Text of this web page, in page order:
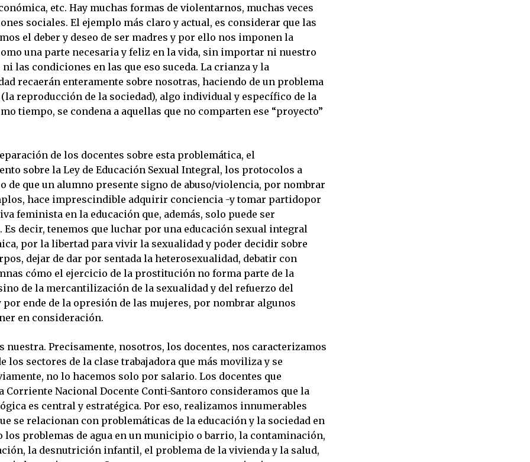
etc. Hay muchas formas de violentarnos, muchas veces
sociales. El ejemplo más claro y actual, es considerar que las
el deber y deseo de ser madres y por ello nos imponen la
una parte necesaria y feliz en la vida, sin importar ni nuestro
las condiciones en las que eso suceda. La crianza y la
recaerán enteramente sobre nosotras, haciendo de un problema
reproducción de la sociedad), algo individual y específico de la
tiempo, se condena a aquellas que no comparten ese “proyecto”
de los docentes sobre esta problemática, el
sobre la Ley de Educación Sexual Integral, los protocolos a
de que un alumno presente signo de abuso/violencia, por nombrar
hace imprescindible adquirir conciencia -y tomar partidopor
feminista en la educación que, además, solo puede ser
decir, tenemos que luchar por una educación sexual integral
por la libertad para vivir la sexualidad y poder decidir sobre
dejar de dar por sentada la heterosexualidad, debatir con
cómo el ejercicio de la prostitución no forma parte de la
de la mercantilización de la sexualidad y del refuerzo del
ende de la opresión de las mujeres, por nombrar algunos
en consideración.
nuestra. Precisamente, nosotros, los docentes, nos caracterizamos
los sectores de la clase trabajadora que más moviliza y se
no lo hacemos solo por salario. Los docentes que
Corriente Nacional Docente Conti-Santoro consideramos que la
es central y estratégica. Por eso, realizamos innumerables
se relacionan con problemáticas de la educación y la sociedad en
los problemas de agua en un municipio o barrio, la contaminación,
la desnutrición infantil, el problema de la vivienda y la salud,